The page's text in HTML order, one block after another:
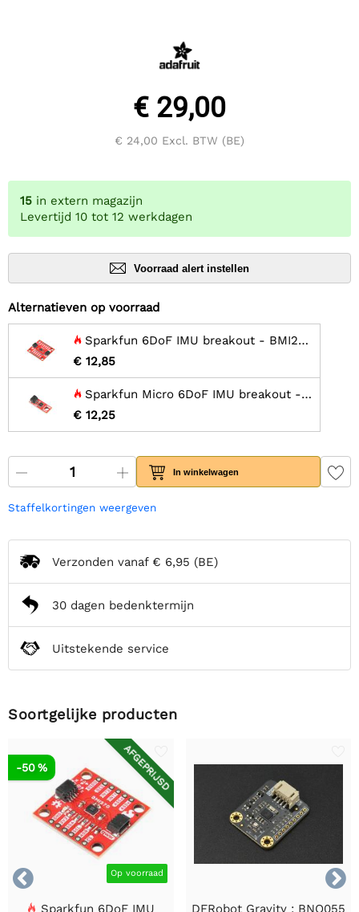
€ 29,00
€ 24,00 Excl. BTW (BE)
15 in extern magazijn
Levertijd 10 tot 12 werkdagen
Voorraad alert instellen
Alternatieven op voorraad
Sparkfun 6DoF IMU breakout - BMI270 (Qwiic)
€ 12,85
Sparkfun Micro 6DoF IMU breakout - BMI270 (Qwiic)
€ 12,25
In winkelwagen
Staffelkortingen weergeven
Verzonden vanaf € 6,95 (BE)
30 dagen bedenktermijn
Uitstekende service
Soortgelijke producten


AFGEPRIJSD
Op voorraad
-50 %
Sparkfun 6DoF IMU DFRobot Gravity : BNO055